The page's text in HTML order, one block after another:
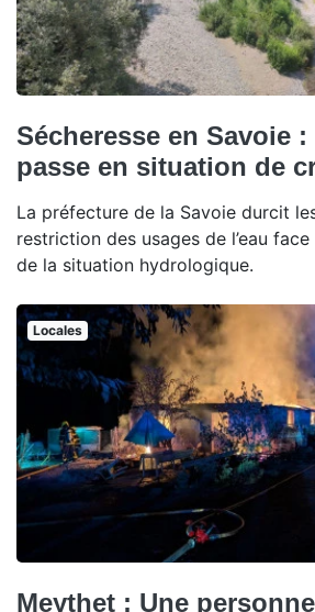
Sécheresse en Savoie
passe en situation de
La préfecture de la Savoie durcit
restriction des usages de l’eau
de la situation hydrologique.
Locales
Meythet : Une